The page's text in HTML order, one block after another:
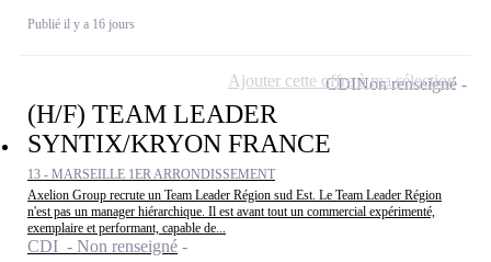
Publié il y a 16 jours
(H/F) TEAM LEADER
SYNTIX/KRYON FRANCE
13 - MARSEILLE 1ER ARRONDISSEMENT
Axelion Group recrute un Team Leader Région sud Est. Le Team Leader Région
n'est pas un manager hiérarchique. Il est avant tout un commercial expérimenté,
exemplaire et performant, capable de...
CDI - Non renseigné
CDINon renseigné
Ajouter cette offre à ma sélection